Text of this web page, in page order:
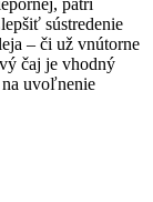
patrí
sústredenie
– či už vnútorne
čaj je vhodný
na uvoľnenie